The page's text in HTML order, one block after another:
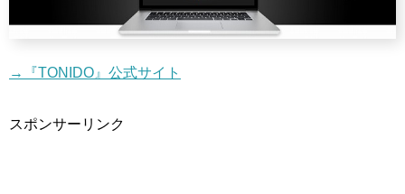
→『TONIDO』公式サイト
スポンサーリンク